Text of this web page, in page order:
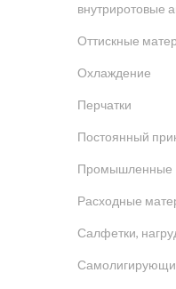
внутриротовые
Оттискные
Охлаждение
Перчатки
Постоянный
Промышленные
Расходные
Салфетки,